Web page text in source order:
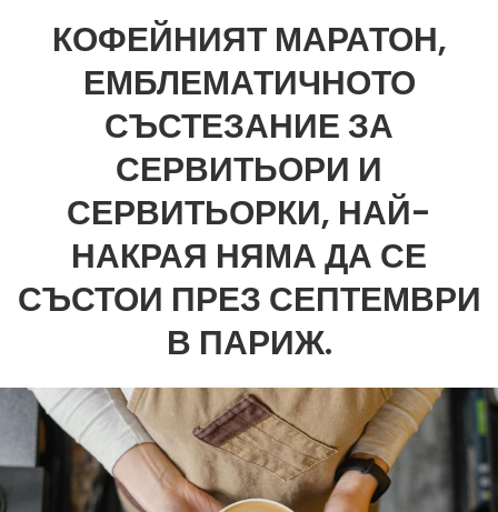
КОФЕЙНИЯТ МАРАТОН,
ЕМБЛЕМАТИЧНОТО
СЪСТЕЗАНИЕ ЗА
СЕРВИТЬОРИ И
СЕРВИТЬОРКИ, НАЙ-
НАКРАЯ НЯМА ДА СЕ
СЪСТОИ ПРЕЗ СЕПТЕМВРИ
В ПАРИЖ.